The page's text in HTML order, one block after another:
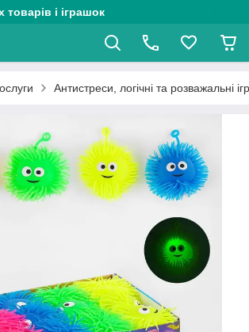
товарів і іграшок
Антистреси, логічні та розважальні